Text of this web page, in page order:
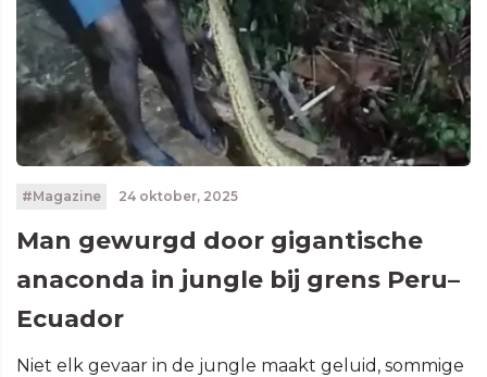
#Magazine 24 oktober, 2025
Man gewurgd door gigantische
anaconda in jungle bij grens Peru–
Ecuador
Niet elk gevaar in de jungle maakt geluid, sommige